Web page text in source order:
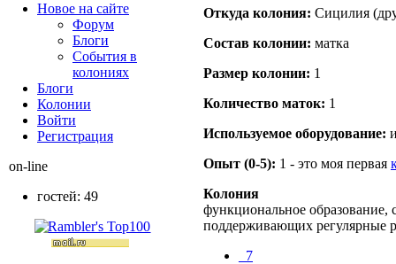
Откуда кoлония: Сицилия
Состав кoлонии: матка
Размер кoлонии: 1
Количество маток: 1
Используемое оборудование:
Опыт (0-5): 1 - это моя первая
Колония
функциональное образование,
поддерживающих регулярные
_7
Новое на сайте
Форум
Блоги
События в
колониях
Блоги
Колонии
Войти
Peгиcтpaция
on-line
гостей: 49